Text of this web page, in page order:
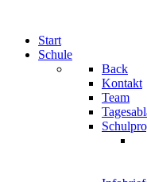
Start
Schule
Back
Kontakt
Team